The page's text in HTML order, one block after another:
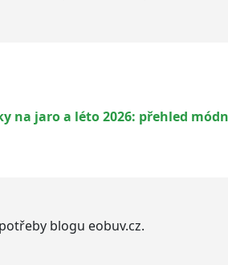
na jaro a léto 2026: přehled
blogu eobuv.cz.